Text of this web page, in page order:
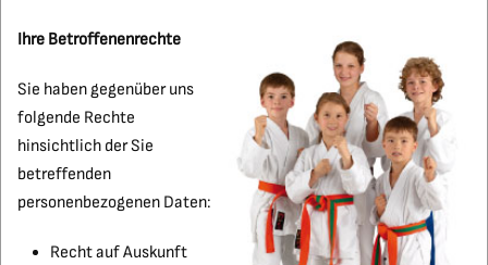
Ihre Betroffenenrechte
Sie haben gegenüber uns
folgende Rechte
hinsichtlich der Sie
betreffenden
personenbezogenen Daten:
Recht auf Auskunft